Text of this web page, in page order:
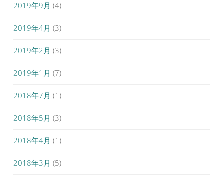
2019年9月 (4)
2019年4月 (3)
2019年2月 (3)
2019年1月 (7)
2018年7月 (1)
2018年5月 (3)
2018年4月 (1)
2018年3月 (5)